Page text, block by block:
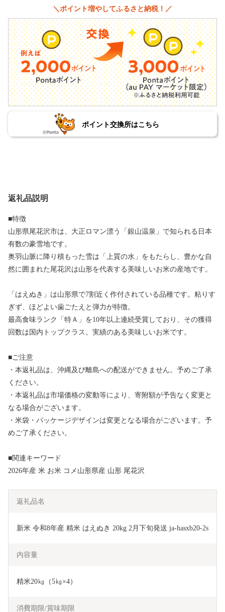
＼ポイント増やしてふるさと納税！／
ポイント交換所はこちら
返礼品説明
■特徴
山形県尾花沢市は、大正ロマン漂う「銀山温泉」で知られる日本
有数の豪雪地です。
奥羽山脈に降り積もった雪は「上質の水」をもたらし、豊かな自
然に囲まれた尾花沢は山形を代表する美味しいお米の産地です。
「はえぬき」は山形県で7割近く作付されている品種です。粘りす
ぎず、ほどよい歯ごたえと弾力が特徴。
最高食味ランク「特Ａ」を10年以上連続受賞しており、その獲得
回数は国内トップクラス。実績のある美味しいお米です。
■ご注意
・本返礼品は、沖縄及び離島への配送ができません。予めご了承
ください。
・本返礼品は市場価格の変動等により、寄附額が予告なく変更と
なる場合がございます。
・米袋・パッケージデザインは変更となる場合がございます。予
めご了承ください。
■関連キーワード
2026年産 米 お米 コメ山形県産 山形 尾花沢
返礼品名
新米 令和8年産 精米 はえぬき 20kg 2月下旬発送 ja-hasxb20-2s
内容量
精米20㎏（5㎏×4）
消費期限/賞味期限